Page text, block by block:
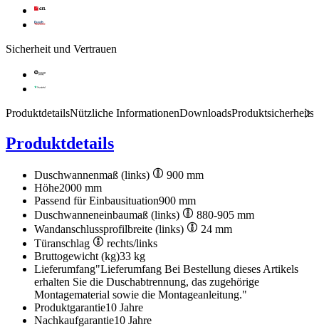
Sicherheit und Vertrauen
Produktdetails
Produktdetails
Duschwannenmaß (links)
900 mm
Höhe2000 mm
Passend für Einbausituation900 mm
Duschwanneneinbaumaß (links)
880-905 mm
Wandanschlussprofilbreite (links)
24 mm
Türanschlag
rechts/links
Bruttogewicht (kg)33 kg
Lieferumfang"Lieferumfang Bei Bestellung dieses Artikels
erhalten Sie die Duschabtrennung, das zugehörige
Montagematerial sowie die Montageanleitung."
Produktgarantie10 Jahre
Nachkaufgarantie10 Jahre
Nützliche InformationenDownloads